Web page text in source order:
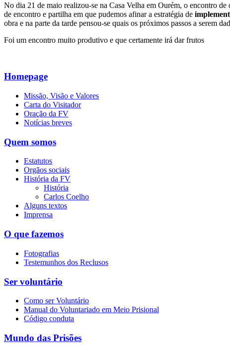
No dia 21 de maio realizou-se na Casa Velha em Ourém, o encontro
de encontro e partilha em que pudemos afinar a estratégia de
obra e na parte da tarde pensou-se quais os próximos passos a serem
Foi um encontro muito produtivo e que certamente irá dar frutos
Homepage
Missão, Visão e Valores
Carta do Visitador
Oração da FV
Notícias breves
Quem somos
Estatutos
Orgãos sociais
História da FV
História
Carlos Coelho
Alguns textos
Imprensa
O que fazemos
Fotografias
Testemunhos dos Reclusos
Ser voluntário
Como ser Voluntário
Manual do Voluntariado em Meio Prisional
Código conduta
Mundo das Prisões